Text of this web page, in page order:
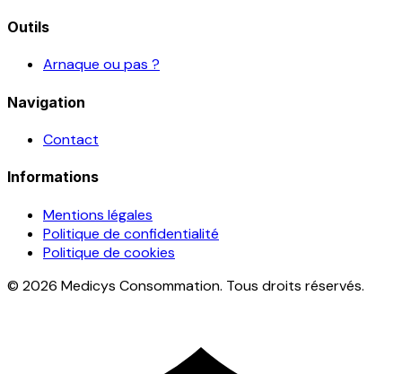
Outils
Arnaque ou pas ?
Navigation
Contact
Informations
Mentions légales
Politique de confidentialité
Politique de cookies
© 2026 Medicys Consommation. Tous droits réservés.